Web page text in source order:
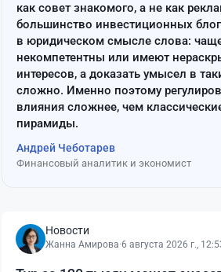
как совет знакомого, а не как
большинство инвестиционных
в юридическом смысле слова:
некомпетентны или имеют
интересов, а доказать умысел в
сложно. Именно поэтому
влияния сложнее, чем
пирамиды.
Андрей Чеботарев
Финансовый аналитик и экономист
Новости
Жанна Амирова·6 августа 2026 г.,